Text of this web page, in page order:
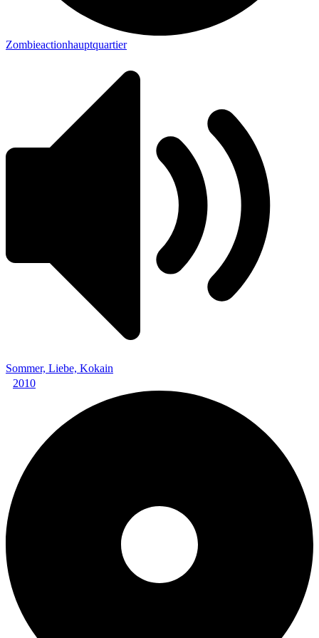
Zombieactionhauptquartier
Sommer, Liebe, Kokain
2010